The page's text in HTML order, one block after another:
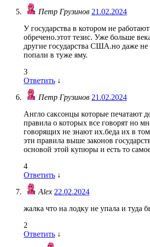
Петр Грузинов 21.02.2024
У государства в котором не
обречено.этот тезис. Уже больше
другие государства США.но даже не
попали в туже яму.
3
Ответить ↓
Петр Грузинов 21.02.2024
Англо саксонцы которые печатают
правила о которых все говорят но
говорящих не знают их.беда их в
эти правила выше законов
основой этой купюры и есть то
4
Ответить ↓
Alex 22.02.2024
жалка что на лодку не упала и туда
2
Ответить ↓